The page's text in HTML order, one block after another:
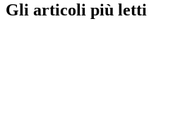
Gli articoli più letti